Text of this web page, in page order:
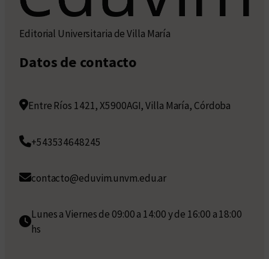
Editorial Universitaria de Villa María
Datos de contacto
Entre Ríos 1421, X5900AGI, Villa María, Córdoba
+543534648245
contacto@eduvim.unvm.edu.ar
Lunes a Viernes de 09:00 a 14:00 y de 16:00 a 18:00
hs